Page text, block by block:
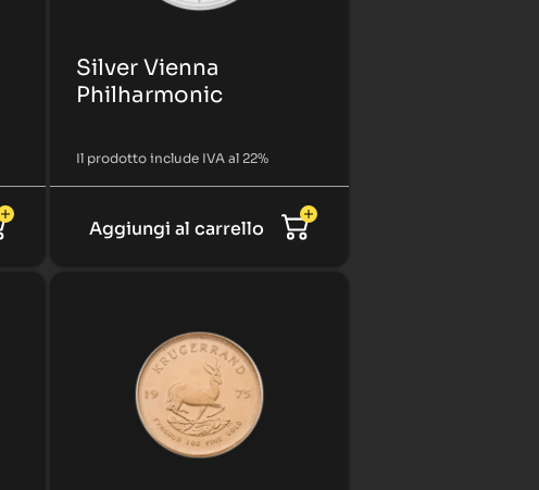
Silver Vienna
Philharmonic
Il prodotto include IVA al 22%
Aggiungi al carrello